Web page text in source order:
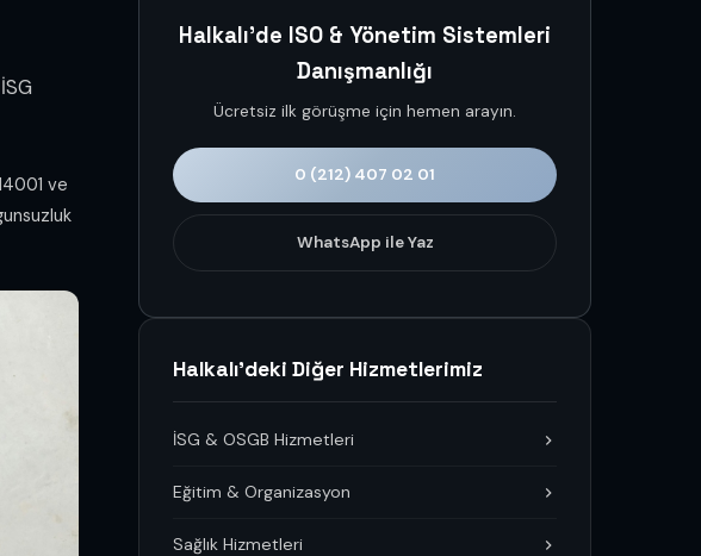
ve
Halkalı'de ISO & Yönetim Sistemleri
Danışmanlığı
Ücretsiz ilk görüşme için hemen arayın.
0 (212) 407 02 01
WhatsApp ile Yaz
Halkalı'deki Diğer Hizmetlerimiz
İSG & OSGB Hizmetleri
Eğitim & Organizasyon
Sağlık Hizmetleri